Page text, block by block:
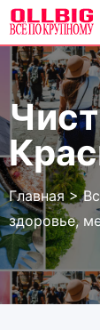
Перейти
содержанию
Главная>
здоровье,